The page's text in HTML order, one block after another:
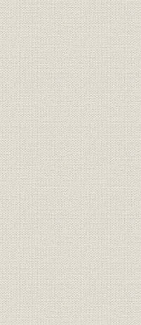
第15節 オリンピック
第16節 編集体制の変
第5章 情報化対応期(
第1節 渡辺体制がス
第2節 経営基盤確立
第3節 ニューメディア
第4節 国際通信社への
第5節 通信体制を革新
第6節 スポーツ記録
第7節 ビジュアル化
第8節 放送重視の姿勢